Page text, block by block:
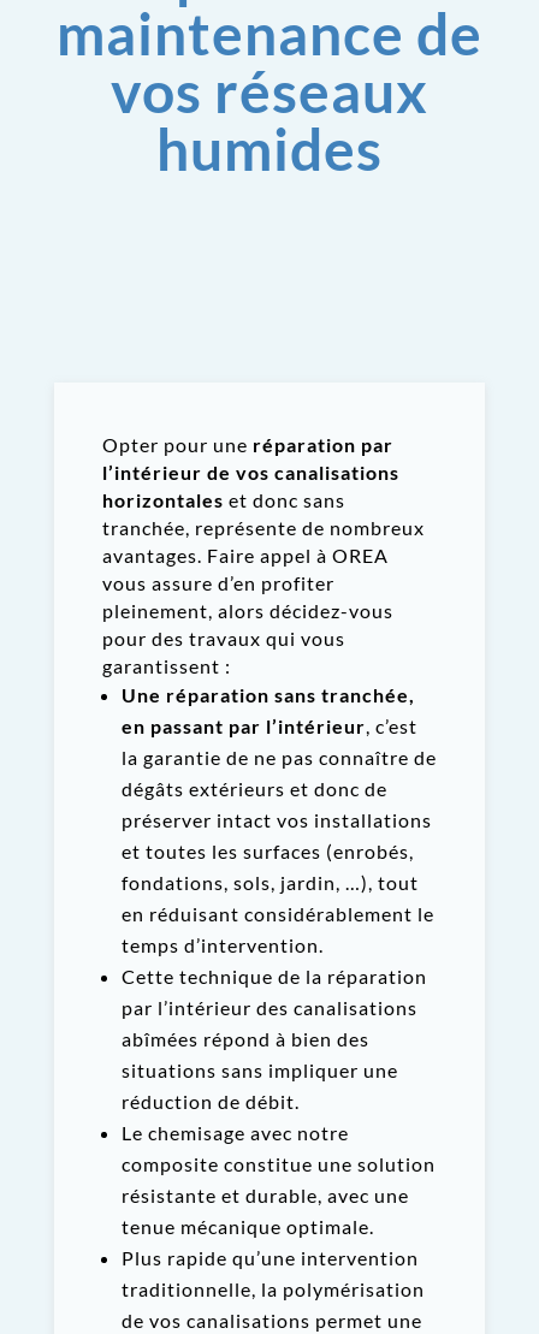
maintenance de
vos réseaux
humides
Opter pour une réparation par
l’intérieur de vos canalisations
horizontales et donc sans
tranchée, représente de nombreux
avantages. Faire appel à OREA
vous assure d’en profiter
pleinement, alors décidez-vous
pour des travaux qui vous
garantissent :
Une réparation sans tranchée,
en passant par l’intérieur, c’est
la garantie de ne pas connaître de
dégâts extérieurs et donc de
préserver intact vos installations
et toutes les surfaces (enrobés,
fondations, sols, jardin, …), tout
en réduisant considérablement le
temps d’intervention.
Cette technique de la réparation
par l’intérieur des canalisations
abîmées répond à bien des
situations sans impliquer une
réduction de débit.
Le chemisage avec notre
composite constitue une solution
résistante et durable, avec une
tenue mécanique optimale.
Plus rapide qu’une intervention
traditionnelle, la polymérisation
de vos canalisations permet une